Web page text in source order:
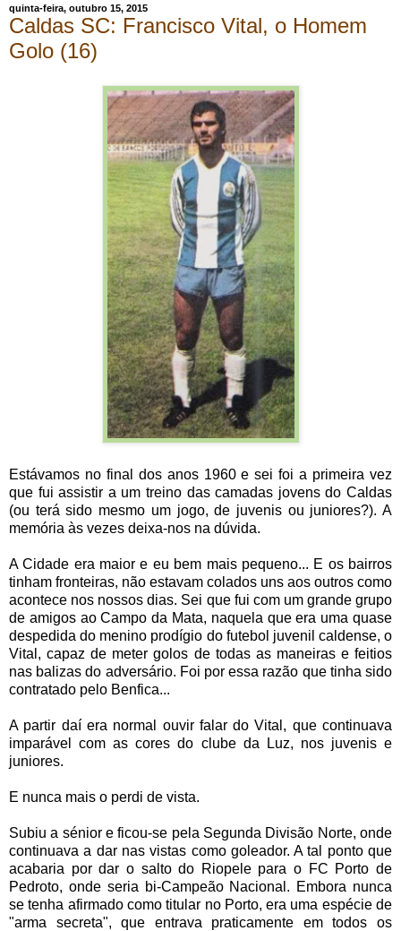
quinta-feira, outubro 15, 2015
Caldas SC: Francisco Vital, o Homem
Golo (16)
Estávamos no final dos anos 1960 e sei foi a primeira vez
que fui assistir a um treino das camadas jovens do Caldas
(ou terá sido mesmo um jogo, de juvenis ou juniores?). A
memória às vezes deixa-nos na dúvida.
A Cidade era maior e eu bem mais pequeno... E os bairros
tinham fronteiras, não estavam colados uns aos outros como
acontece nos nossos dias. Sei que fui com um grande grupo
de amigos ao Campo da Mata, naquela que era uma quase
despedida do menino prodígio do futebol juvenil caldense, o
Vital, capaz de meter golos de todas as maneiras e feitios
nas balizas do adversário. Foi por essa razão que tinha sido
contratado pelo Benfica...
A partir daí era normal ouvir falar do Vital, que continuava
imparável com as cores do clube da Luz, nos juvenis e
juniores.
E nunca mais o perdi de vista.
Subiu a sénior e ficou-se pela Segunda Divisão Norte, onde
continuava a dar nas vistas como goleador. A tal ponto que
acabaria por dar o salto do Riopele para o FC Porto de
Pedroto, onde seria bi-Campeão Nacional. Embora nunca
se tenha afirmado como titular no Porto, era uma espécie de
"arma secreta", que entrava praticamente em todos os